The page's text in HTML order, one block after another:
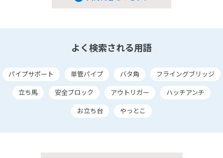
よく検索される用語
パイプサポート 単管パイプ バタ角
フライングブリッジ
立ち馬
安全ブロック アウトリガー
ハッチアンチ
お立ち台
やっとこ